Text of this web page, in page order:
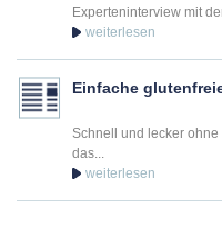
Experteninterview mit
Einfache
Schnell und lecker
das...